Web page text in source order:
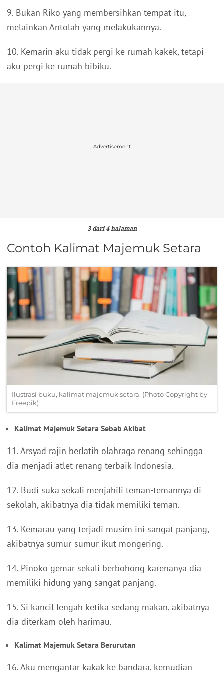
9. Bukan Riko yang membersihkan tempat itu,
melainkan Antolah yang melakukannya.
10. Kemarin aku tidak pergi ke rumah kakek, tetapi
aku pergi ke rumah bibiku.
Advertisement
3 dari 4 halaman
Contoh Kalimat Majemuk Setara
Ilustrasi buku, kalimat majemuk setara. (Photo Copyright by
Freepik)
Kalimat Majemuk Setara Sebab Akibat
11. Arsyad rajin berlatih olahraga renang sehingga
dia menjadi atlet renang terbaik Indonesia.
12. Budi suka sekali menjahili teman-temannya di
sekolah, akibatnya dia tidak memiliki teman.
13. Kemarau yang terjadi musim ini sangat panjang,
akibatnya sumur-sumur ikut mongering.
14. Pinoko gemar sekali berbohong karenanya dia
memiliki hidung yang sangat panjang.
15. Si kancil lengah ketika sedang makan, akibatnya
dia diterkam oleh harimau.
Kalimat Majemuk Setara Berurutan
16. Aku mengantar kakak ke bandara, kemudian